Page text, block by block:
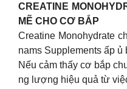
CREATINE
MẼ CHO CƠ BẮP
Creatine Monohydrate
nams Supplements ấp ủ
Nếu cảm thấy cơ bắp
ng lượng hiệu quả từ